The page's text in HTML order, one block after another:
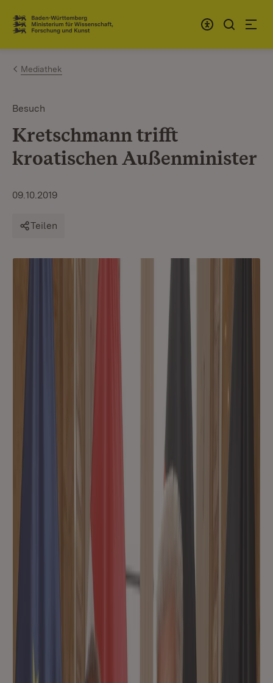
Zum Inhalt springen
Link zur Startseite
Mediathek
Besuch
Kretschmann trifft
kroatischen Außenminister
09.10.2019
Teilen